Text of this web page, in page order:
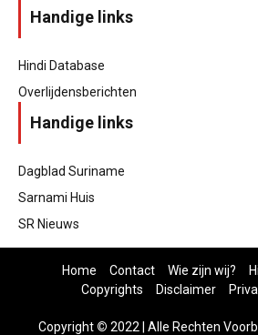
Handige links
Hindi Database
Overlijdensberichten
Handige links
Dagblad Suriname
Sarnami Huis
SR Nieuws
Home Contact Wie zijn wij?
Copyrights
Disclaimer
Copyright © 2022 | Alle Rechten